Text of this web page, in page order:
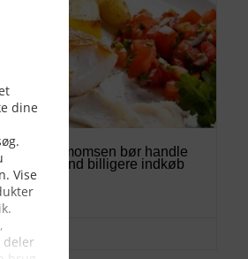
Fødevaremomsen bør handle
om mere end billigere indkøb
03/08/2026